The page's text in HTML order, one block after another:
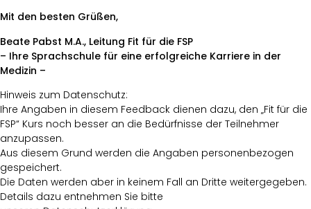
Mit den besten Grüßen,
Beate Pabst M.A., Leitung Fit für die FSP
– Ihre Sprachschule für eine erfolgreiche Karriere in der
Medizin –
Hinweis zum Datenschutz:
Ihre Angaben in diesem Feedback dienen dazu, den „Fit für die
FSP“ Kurs noch besser an die Bedürfnisse der Teilnehmer
anzupassen.
Aus diesem Grund werden die Angaben personenbezogen
gespeichert.
Die Daten werden aber in keinem Fall an Dritte weitergegeben.
Details dazu entnehmen Sie bitte